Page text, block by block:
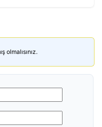
olmalısınız.